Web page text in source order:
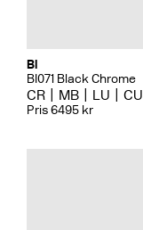
Bi
BI071 Black Chrome
CR MB LU CU
Pris 6495 kr